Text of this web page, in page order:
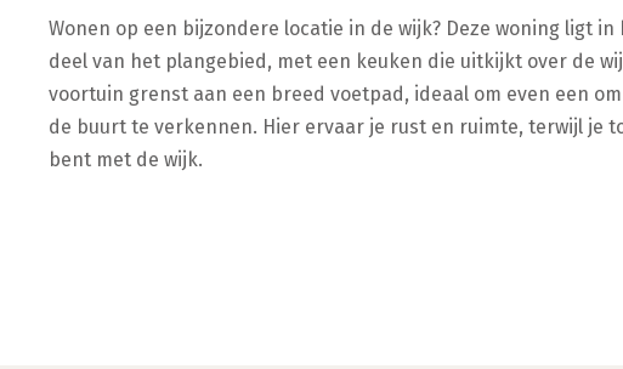
Wonen op een bijzondere locatie in de wijk? Deze woning ligt
deel van het plangebied, met een keuken die uitkijkt over de
voortuin grenst aan een breed voetpad, ideaal om even een
de buurt te verkennen. Hier ervaar je rust en ruimte, terwijl je
bent met de wijk.